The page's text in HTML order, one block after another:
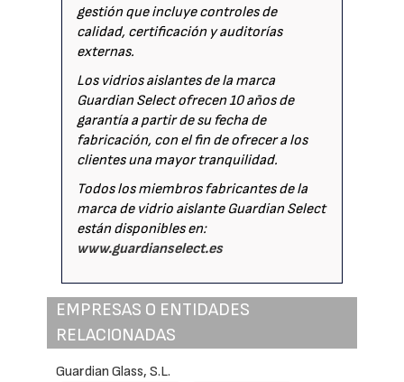
gestión que incluye controles de
calidad, certificación y auditorías
externas.
Los vidrios aislantes de la marca
Guardian Select ofrecen 10 años de
garantía a partir de su fecha de
fabricación, con el fin de ofrecer a los
clientes una mayor tranquilidad.
Todos los miembros fabricantes de la
marca de vidrio aislante Guardian Select
están disponibles en:
www.guardianselect.es
EMPRESAS O ENTIDADES
RELACIONADAS
Guardian Glass, S.L.